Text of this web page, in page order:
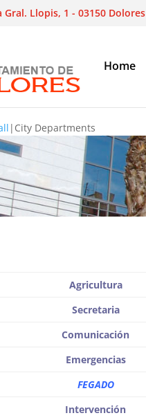
Gral. Llopis, 1 - 03150 Dolores
Home
| City Departments
Agricultura
Secretaria
Comunicación
Emergencias
FEGADO
Intervención